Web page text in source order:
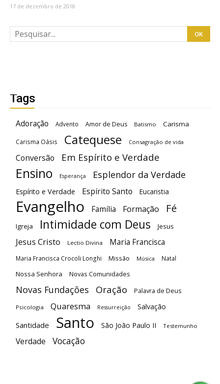
17 de dezembro de 2018
Tags
Adoração Advento Amor de Deus Batismo Carisma
Carisma Oásis Catequese Consagração de vida
Conversão Em Espírito e Verdade
Ensino Esperança Esplendor da Verdade
Espírito e Verdade Espírito Santo Eucaristia
Evangelho Família Formação Fé
Igreja Intimidade com Deus Jesus
Jesus Cristo Lectio Divina Maria Francisca
Maria Francisca Crocoli Longhi Missão Música Natal
Nossa Senhora Novas Comunidades
Novas Fundações Oração Palavra de Deus
Psicologia Quaresma Ressurreição Salvação
Santidade Santo São João Paulo II Testemunho
Verdade Vocação